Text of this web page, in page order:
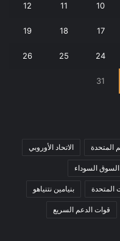
10
11
12
17
18
19
24
25
26
31
المتحدة الاتحاد الأوروبي
السوق السوداء
المتحدة بنيامين نتنياهو
قوات الدعم السريع